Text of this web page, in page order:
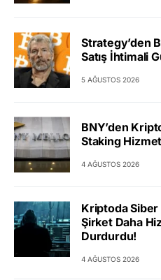
Strategy’den
Satış İhtimali
5 AĞUSTOS 2026
BNY’den
Staking
4 AĞUSTOS 2026
Kriptoda Siber
Şirket Daha
Durdurdu!
4 AĞUSTOS 2026